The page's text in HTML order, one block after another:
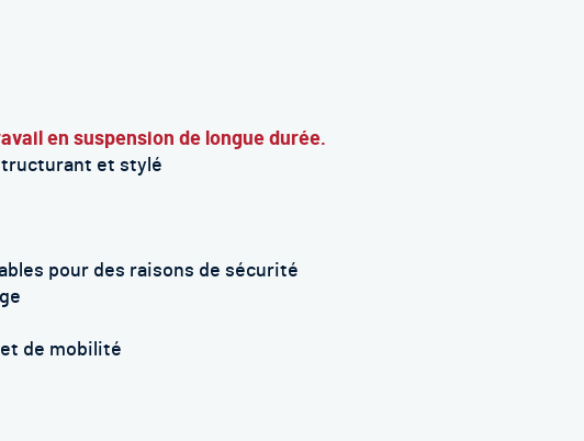
en suspension de longue durée.
et stylé
pour des raisons de sécurité
de mobilité